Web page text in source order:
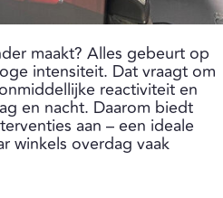
maakt? Alles gebeurt op
intensiteit. Dat vraagt om
reactiviteit en
en nacht. Daarom biedt
aan – een ideale
winkels overdag vaak